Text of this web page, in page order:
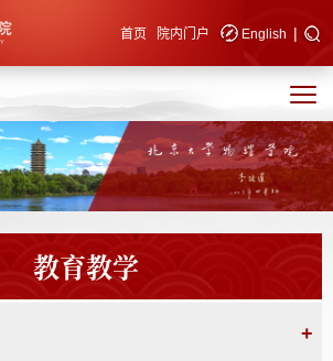
首页 院内门户 English |
教育教学
+